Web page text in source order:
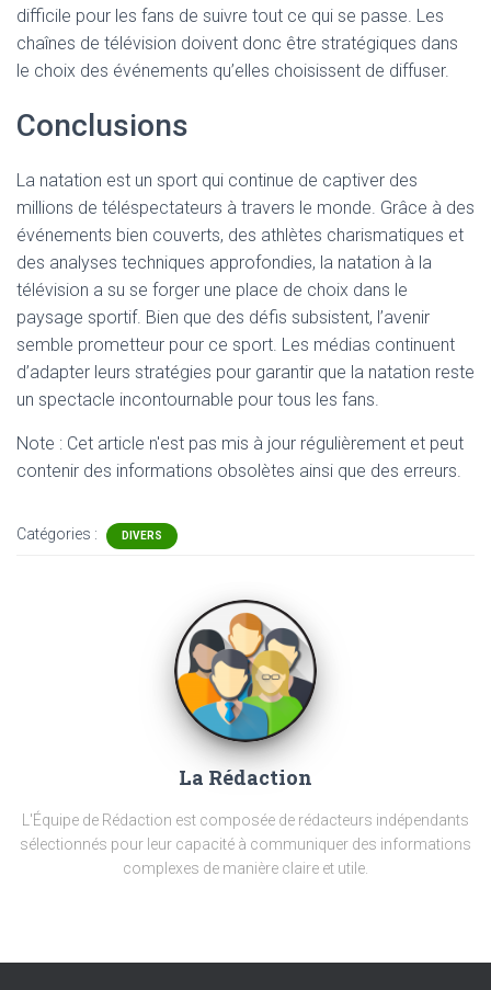
difficile pour les fans de suivre tout ce qui se passe. Les
chaînes de télévision doivent donc être stratégiques dans
le choix des événements qu’elles choisissent de diffuser.
Conclusions
La natation est un sport qui continue de captiver des
millions de téléspectateurs à travers le monde. Grâce à des
événements bien couverts, des athlètes charismatiques et
des analyses techniques approfondies, la natation à la
télévision a su se forger une place de choix dans le
paysage sportif. Bien que des défis subsistent, l’avenir
semble prometteur pour ce sport. Les médias continuent
d’adapter leurs stratégies pour garantir que la natation reste
un spectacle incontournable pour tous les fans.
Note : Cet article n'est pas mis à jour régulièrement et peut
contenir des informations obsolètes ainsi que des erreurs.
Catégories : DIVERS
La Rédaction
L'Équipe de Rédaction est composée de rédacteurs indépendants
sélectionnés pour leur capacité à communiquer des informations
complexes de manière claire et utile.